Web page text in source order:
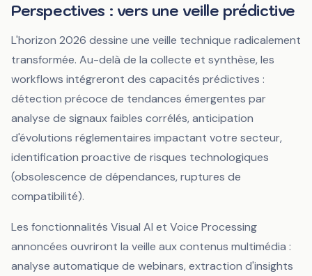
Perspectives : vers une veille prédictive
L'horizon 2026 dessine une veille technique radicalement
transformée. Au-delà de la collecte et synthèse, les
workflows intégreront des capacités prédictives :
détection précoce de tendances émergentes par
analyse de signaux faibles corrélés, anticipation
d'évolutions réglementaires impactant votre secteur,
identification proactive de risques technologiques
(obsolescence de dépendances, ruptures de
compatibilité).
Les fonctionnalités Visual AI et Voice Processing
annoncées ouvriront la veille aux contenus multimédia :
analyse automatique de webinars, extraction d'insights